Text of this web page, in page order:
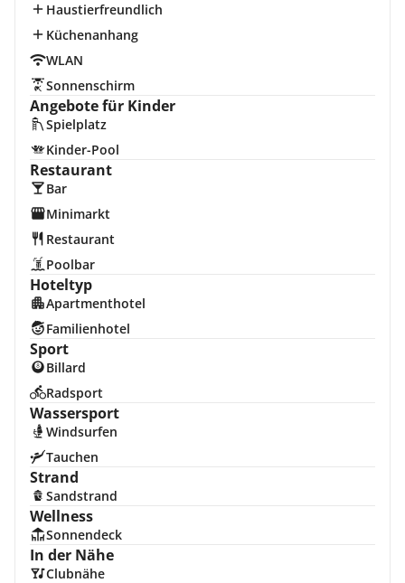
Haustierfreundlich
Küchenanhang
WLAN
Sonnenschirm
Angebote für Kinder
Spielplatz
Kinder-Pool
Restaurant
Bar
Minimarkt
Restaurant
Poolbar
Hoteltyp
Apartmenthotel
Familienhotel
Sport
Billard
Radsport
Wassersport
Windsurfen
Tauchen
Strand
Sandstrand
Wellness
Sonnendeck
In der Nähe
Clubnähe